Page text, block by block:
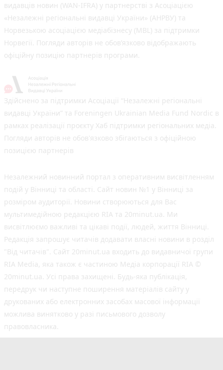
видавців новин (WAN-IFRA) у партнерстві з Асоціацією
«Незалежні регіональні видавці України» (АНРВУ) та
Норвезькою асоціацією медіабізнесу (MBL) за підтримки
Норвегії. Погляди авторів не обов’язково відображають
офіційну позицію партнерів програми.
Здійснено за підтримки Асоціації “Незалежні регіональні
видавці України” та Foreningen Ukrainian Media Fund Nordic в
рамках реалізації проєкту Хаб підтримки регіональних медіа.
Погляди авторів не обов'язково збігаються з офіційною
позицією партнерів
Незалежний новинний портал з оперативним висвітленням
подій у Вінниці та області. Сайт новин №1 у Вінниці за
розміром аудиторії. Новини створюються для Вас
мультимедійною редакцією RIA та 20minut.ua. Ми
висвітлюємо важливі та цікаві події, людей, життя Вінниці.
Редакція запрошує читачів додавати власні новини в розділ
"Від читачів". Сайт 20minut.ua входить до видавничої групи
RIA Media, яка також є частиною Медіа корпорації RIA ©
20minut.ua. Усі права захищені. Будь-яка публiкацiя,
передрук чи наступне поширення матеріалів сайту у
друкованих або електронних засобах масової інформації
можлива винятково у разі письмового дозволу
правовласника.